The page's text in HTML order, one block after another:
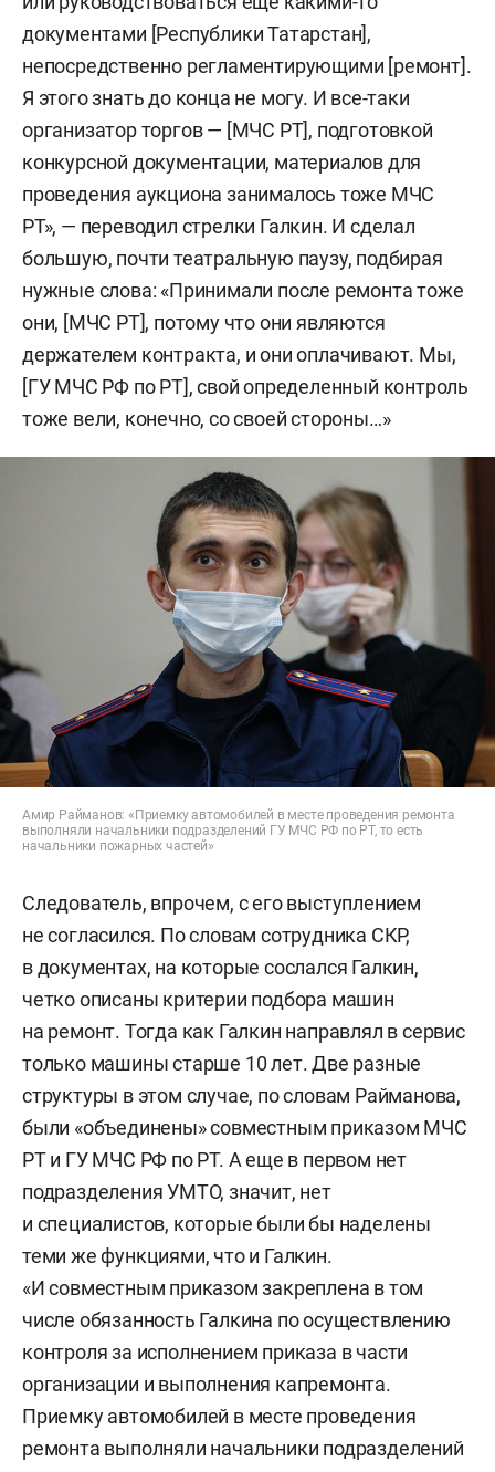
документами [Республики Татарстан],
непосредственно регламентирующими [ремонт].
Я этого знать до конца не могу. И все-таки
организатор торгов — [МЧС РТ], подготовкой
конкурсной документации, материалов для
проведения аукциона занималось тоже МЧС
РТ», — переводил стрелки Галкин. И сделал
большую, почти театральную паузу, подбирая
нужные слова: «Принимали после ремонта тоже
они, [МЧС РТ], потому что они являются
держателем контракта, и они оплачивают. Мы,
[ГУ МЧС РФ по РТ], свой определенный контроль
тоже вели, конечно, со своей стороны…»
Амир Райманов: «Приемку автомобилей в месте проведения ремонта
выполняли начальники подразделений ГУ МЧС РФ по РТ, то есть
начальники пожарных частей»
Следователь, впрочем, с его выступлением
не согласился. По словам сотрудника СКР,
в документах, на которые сослался Галкин,
четко описаны критерии подбора машин
на ремонт. Тогда как Галкин направлял в сервис
только машины старше 10 лет. Две разные
структуры в этом случае, по словам Райманова,
были «объединены» совместным приказом МЧС
РТ и ГУ МЧС РФ по РТ. А еще в первом нет
подразделения УМТО, значит, нет
и специалистов, которые были бы наделены
теми же функциями, что и Галкин.
«И совместным приказом закреплена в том
числе обязанность Галкина по осуществлению
контроля за исполнением приказа в части
организации и выполнения капремонта.
Приемку автомобилей в месте проведения
ремонта выполняли начальники подразделений